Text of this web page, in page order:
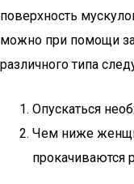
поверхность
можно при помощи
различного типа
Опускаться
Чем ниже
прокачиваются